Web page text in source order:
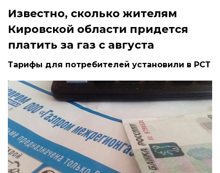
Известно, сколько жителям
Кировской области придется
платить за газ с августа
Тарифы для потребителей установили в РСТ